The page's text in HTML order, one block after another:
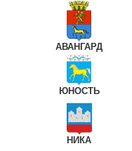
АВАНГАРД
ЮНОСТЬ
НИКА